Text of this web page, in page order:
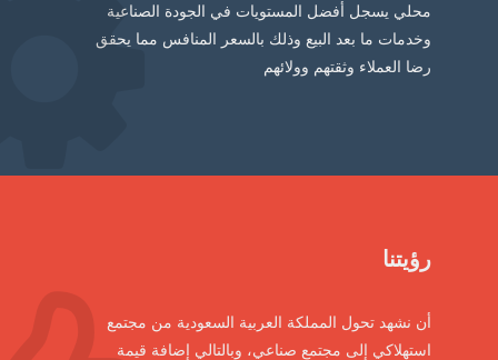
محلي يسجل أفضل المستويات في الجودة الصناعية
وخدمات ما بعد البيع وذلك بالسعر المنافس مما يحقق
رضا العملاء وثقتهم وولائهم
رؤيتنا
أن نشهد تحول المملكة العربية السعودية من مجتمع
استهلاكي إلى مجتمع صناعي، وبالتالي إضافة قيمة